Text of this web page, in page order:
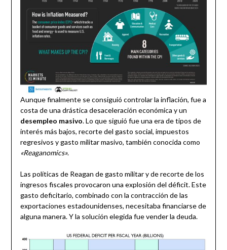
Aunque finalmente se consiguió controlar la inflación, fue a
costa de una drástica desaceleración económica y un
desempleo masivo. Lo que siguió fue una era de tipos de
interés más bajos, recorte del gasto social, impuestos
regresivos y gasto militar masivo, también conocida como
«Reaganomics».
Las políticas de Reagan de gasto militar y de recorte de los
ingresos fiscales provocaron una explosión del déficit. Este
gasto deficitario, combinado con la contracción de las
exportaciones estadounidenses, necesitaba financiarse de
alguna manera. Y la solución elegida fue vender la deuda.